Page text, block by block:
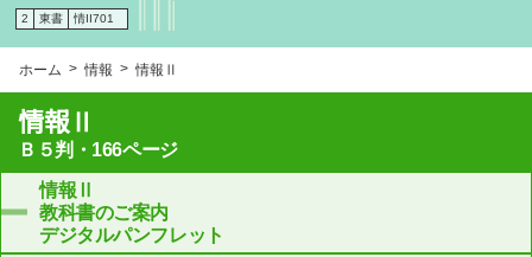
2 東書 情II701
ホーム 情報 情報Ⅱ
情報Ⅱ
Ｂ５判・166ページ
情報Ⅱ
教科書のご案内
デジタルパンフレット